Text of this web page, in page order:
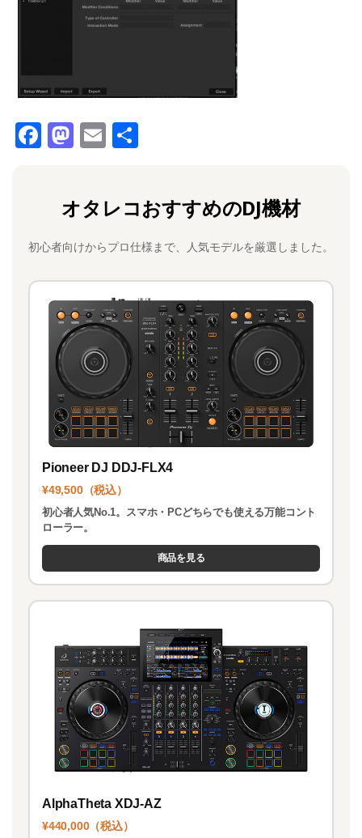
F
b
o
o
k
M
o
d
o
n
E
l
オタレコおすすめのDJ機材
初心者向けからプロ仕様まで、人気モデルを厳選しました。
Pioneer DJ DDJ-FLX4
¥49,500（税込）
初心者人気No.1。スマホ・PCどちらでも使える万能コント
ローラー。
商品を見る
AlphaTheta XDJ-AZ
¥440,000（税込）